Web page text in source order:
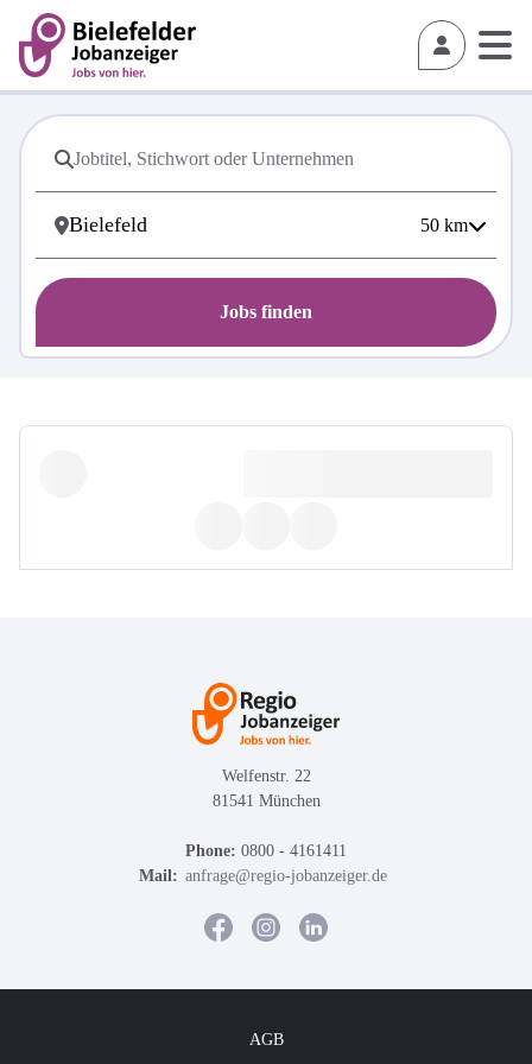
50 km
Jobs finden
Welfenstr. 22
81541 München
Phone: 0800 - 4161411
Mail: anfrage@regio-jobanzeiger.de
AGB